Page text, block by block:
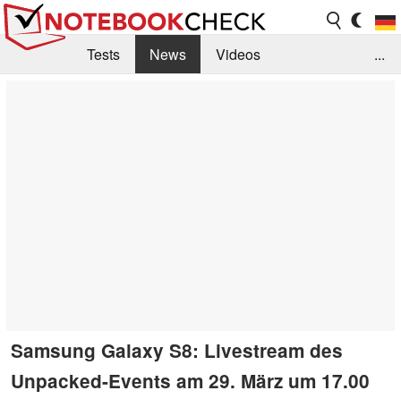
Tests News
Videos
...
Samsung Galaxy S8: Livestream des
Unpacked-Events am 29. März um 17.00